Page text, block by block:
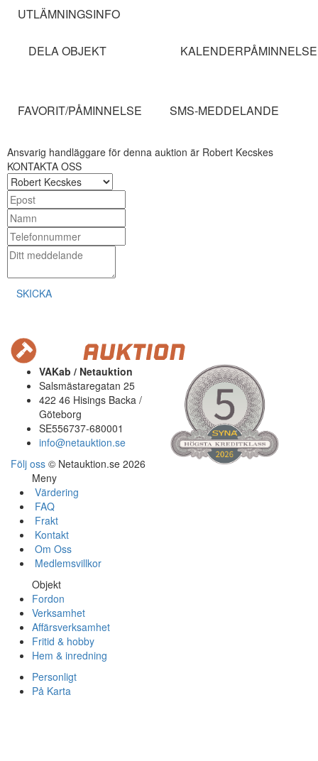
UTLÄMNINGSINFO
DELA OBJEKT KALENDERPÅMINNELSE
FAVORIT/PÅMINNELSE SMS-MEDDELANDE
Ansvarig handläggare för denna auktion är Robert Kecskes
KONTAKTA OSS
SKICKA
VAKab / Netauktion
Salsmästaregatan 25
422 46 Hisings Backa /
Göteborg
SE556737-680001
info@netauktion.se
Följ oss © Netauktion.se 2026
Meny
Värdering
FAQ
Frakt
Kontakt
Om Oss
Medlemsvillkor
Objekt
Fordon
Verksamhet
Affärsverksamhet
Fritid & hobby
Hem & inredning
Personligt
På Karta